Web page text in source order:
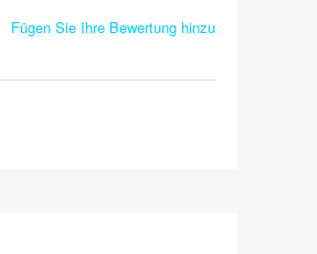
Fügen Sie Ihre Bewertung hinzu